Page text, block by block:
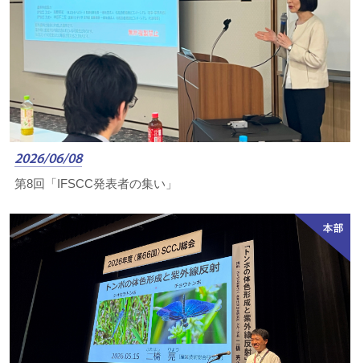
2026/06/08
第8回「IFSCC発表者の集い」